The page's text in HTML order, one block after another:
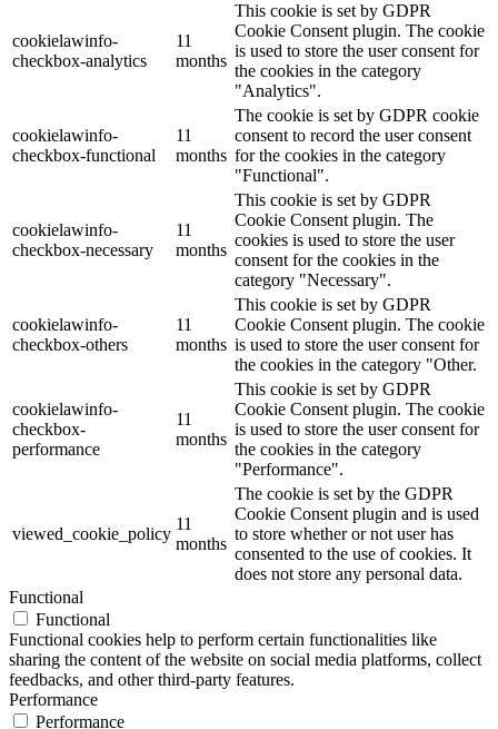
cookielawinfo-
checkbox-analytics
11
months
This cookie is set by GDPR
Cookie Consent plugin. The cookie
is used to store the user consent for
the cookies in the category
"Analytics".
cookielawinfo-
checkbox-functional
11
months
The cookie is set by GDPR cookie
consent to record the user consent
for the cookies in the category
"Functional".
cookielawinfo-
checkbox-necessary
11
months
This cookie is set by GDPR
Cookie Consent plugin. The
cookies is used to store the user
consent for the cookies in the
category "Necessary".
cookielawinfo-
checkbox-others
11
months
This cookie is set by GDPR
Cookie Consent plugin. The cookie
is used to store the user consent for
the cookies in the category "Other.
cookielawinfo-
checkbox-
performance
11
months
This cookie is set by GDPR
Cookie Consent plugin. The cookie
is used to store the user consent for
the cookies in the category
"Performance".
viewed_cookie_policy
11
months
The cookie is set by the GDPR
Cookie Consent plugin and is used
to store whether or not user has
consented to the use of cookies. It
does not store any personal data.
Functional
Functional
Functional cookies help to perform certain functionalities like
sharing the content of the website on social media platforms, collect
feedbacks, and other third-party features.
Performance
Performance